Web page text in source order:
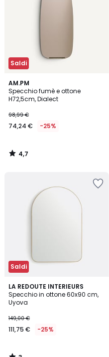
Saldi
AM.PM
Specchio fumè e ottone
H72,5cm, Dialect
98,99 €
74,24 € -25%
4,7
/ 5
4,7
/
Saldi
LA REDOUTE INTERIEURS
Specchio in ottone 60x90 cm,
Uyova
149,00 €
111,75 € -25%
3
/
5